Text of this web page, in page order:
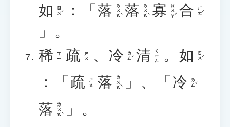
如 ㄖㄨˊ ：「 落 ㄌㄨㄛˋ 落 ㄌㄨㄛˋ 寡 ㄍㄨㄚˇ 合 ㄏㄜˊ
」。
稀 ㄒㄧ 疏 ㄕㄨ 、 冷 ㄌㄥˇ 清 ㄑㄧㄥ 。 如 ㄖㄨˊ
：「 疏 ㄕㄨ 落 ㄌㄨㄛˋ 」、「 冷 ㄌㄥˇ
落 ㄌㄨㄛˋ
」。